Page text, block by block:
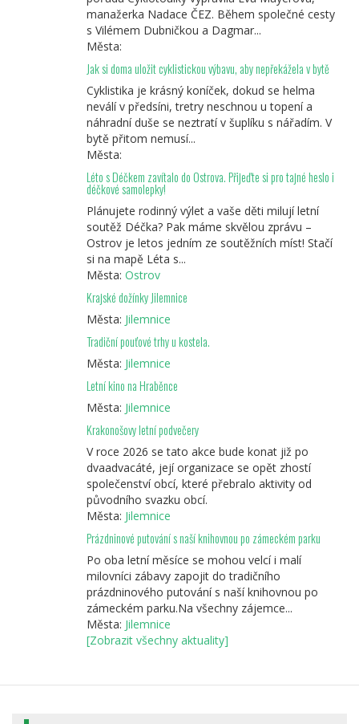
manažerka Nadace ČEZ. Během společné cesty
s Vilémem Dubničkou a Dagmar...
Města:
Jak si doma uložit cyklistickou výbavu, aby nepřekážela v bytě
Cyklistika je krásný koníček, dokud se helma
neválí v předsíni, tretry neschnou u topení a
náhradní duše se neztratí v šuplíku s nářadím. V
bytě přitom nemusí...
Města:
Léto s Déčkem zavítalo do Ostrova. Přijeďte si pro tajné heslo i
déčkové samolepky!
Plánujete rodinný výlet a vaše děti milují letní
soutěž Déčka? Pak máme skvělou zprávu –
Ostrov je letos jedním ze soutěžních míst! Stačí
si na mapě Léta s...
Města: Ostrov
Krajské dožínky Jilemnice
Města: Jilemnice
Tradiční pouťové trhy u kostela.
Města: Jilemnice
Letní kino na Hraběnce
Města: Jilemnice
Krakonošovy letní podvečery
V roce 2026 se tato akce bude konat již po
dvaadvacáté, její organizace se opět zhostí
společenství obcí, které přebralo aktivity od
původního svazku obcí.
Města: Jilemnice
Prázdninové putování s naší knihovnou po zámeckém parku
Po oba letní měsíce se mohou velcí i malí
milovníci zábavy zapojit do tradičního
prázdninového putování s naší knihovnou po
zámeckém parku.Na všechny zájemce...
Města: Jilemnice
[Zobrazit všechny aktuality]